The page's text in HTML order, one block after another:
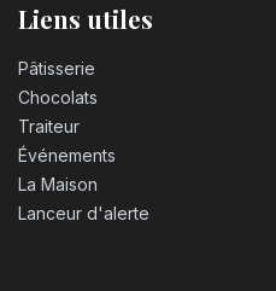
Liens utiles
Pâtisserie
Chocolats
Traiteur
Événements
La Maison
Lanceur d'alerte